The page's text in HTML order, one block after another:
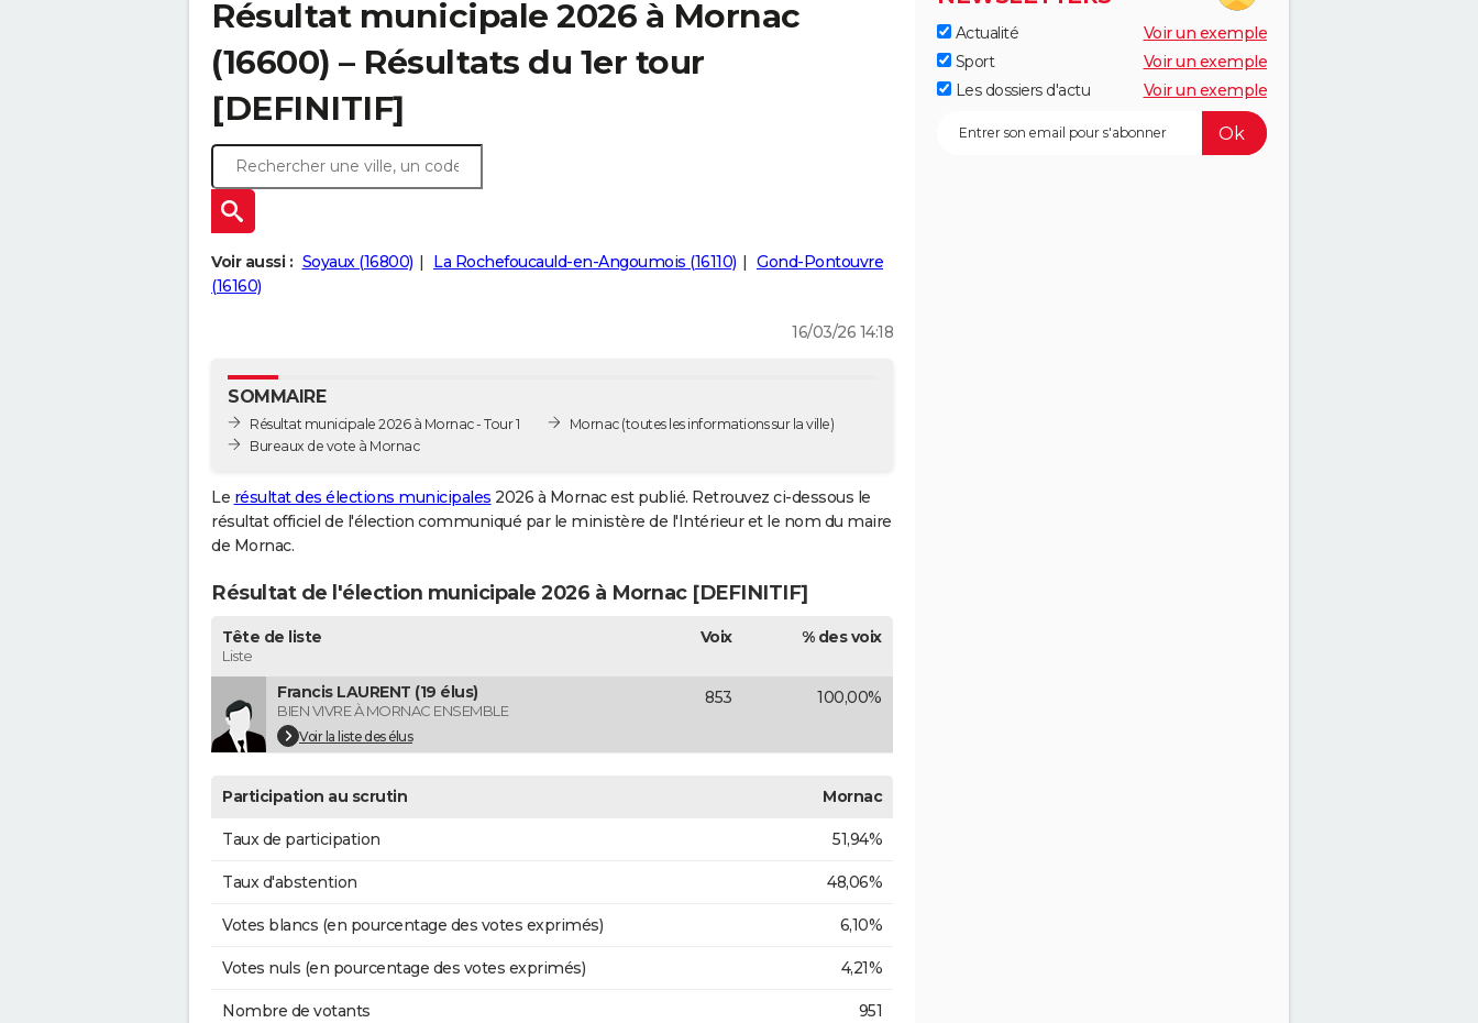
Résultat municipale 2026 à Mornac
(16600) – Résultats du 1er tour
[DEFINITIF]
Voir aussi : Soyaux (16800) La Rochefoucauld-en-Angoumois (16110)
Gond-Pontouvre
(16160)
16/03/26 14:18
SOMMAIRE
Résultat municipale 2026 à Mornac - Tour 1
Bureaux de vote à Mornac
Mornac(toutes les informations sur la ville)
Le résultat des élections municipales 2026 à Mornac est publié. Retrouvez ci-dessous le
résultat officiel de l'élection communiqué par le ministère de l'Intérieur et le nom du maire
de Mornac.
Résultat de l'élection municipale 2026 à Mornac [DEFINITIF]
Tête de liste
Liste
Voix % des voix
Francis LAURENT (19 élus)
BIEN VIVRE À MORNAC ENSEMBLE
Voir la liste des élus
853 100,00%
Participation au scrutin Mornac
Taux de participation 51,94%
Taux d'abstention 48,06%
Votes blancs (en pourcentage des votes exprimés) 6,10%
Votes nuls (en pourcentage des votes exprimés) 4,21%
Nombre de votants 951
Actualité
Voir un exemple
Sport
Voir un exemple
Les dossiers d'actu
Voir un exemple